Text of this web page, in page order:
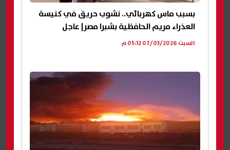
بسبب ماس كهربائي.. نشوب حريق في كنيسة
العذراء مريم الحافظية بشبرا مصر| عاجل
السبت 07/03/2026 05:12 م